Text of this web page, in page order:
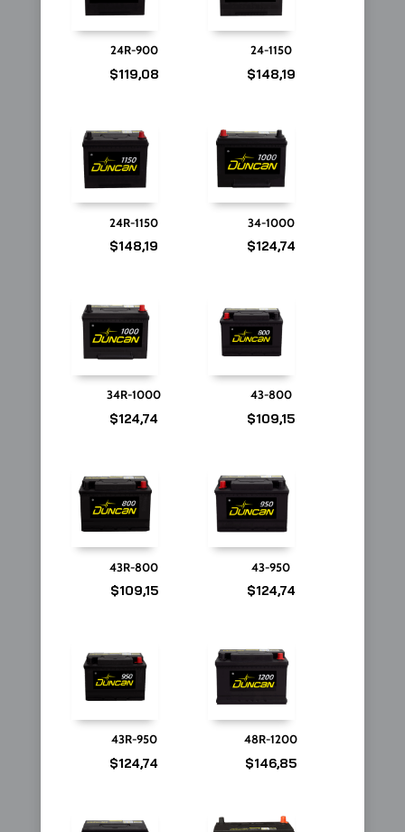
24R-900
$119,08
24-1150
$148,19
24R-1150
$148,19
34-1000
$124,74
34R-1000
$124,74
43-800
$109,15
43R-800
$109,15
43-950
$124,74
43R-950
$124,74
48R-1200
$146,85